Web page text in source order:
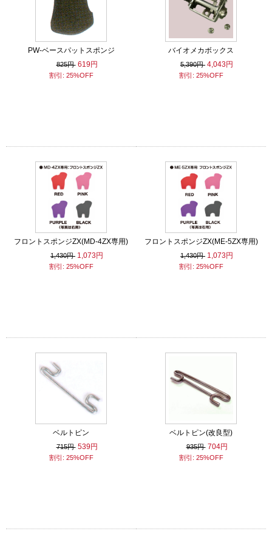
PW-ベースパットスポンジ
825円 619円
割引: 25%OFF
バイオメカボックス
5,390円 4,043円
割引: 25%OFF
フロントスポンジZX(MD-4ZX専用)
1,430円 1,073円
割引: 25%OFF
フロントスポンジZX(ME-5ZX専用)
1,430円 1,073円
割引: 25%OFF
ベルトピン
715円 539円
割引: 25%OFF
ベルトピン(改良型)
935円 704円
割引: 25%OFF